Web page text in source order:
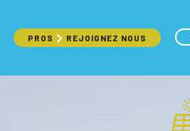
PROS REJOIGNEZ NOUS